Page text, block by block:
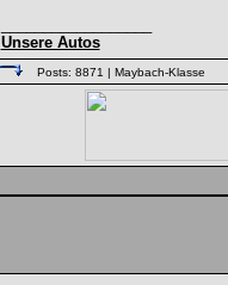
Unsere Autos
Posts: 8871 | Maybach-Klasse